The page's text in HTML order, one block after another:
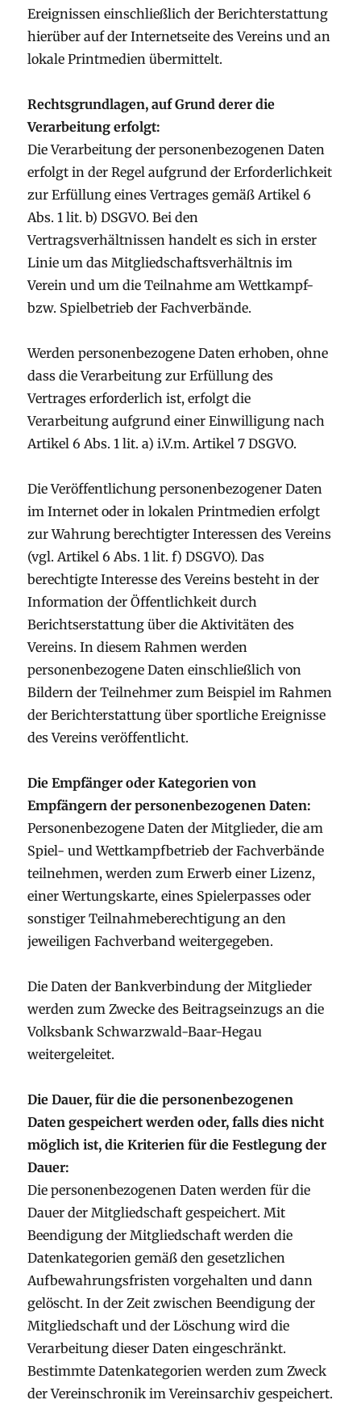
Ereignissen einschließlich der Berichterstattung
hierüber auf der Internetseite des Vereins und an
lokale Printmedien übermittelt.
Rechtsgrundlagen, auf Grund derer die
Verarbeitung erfolgt:
Die Verarbeitung der personenbezogenen Daten
erfolgt in der Regel aufgrund der Erforderlichkeit
zur Erfüllung eines Vertrages gemäß Artikel 6
Abs. 1 lit. b) DSGVO. Bei den
Vertragsverhältnissen handelt es sich in erster
Linie um das Mitgliedschaftsverhältnis im
Verein und um die Teilnahme am Wettkampf-
bzw. Spielbetrieb der Fachverbände.
Werden personenbezogene Daten erhoben, ohne
dass die Verarbeitung zur Erfüllung des
Vertrages erforderlich ist, erfolgt die
Verarbeitung aufgrund einer Einwilligung nach
Artikel 6 Abs. 1 lit. a) i.V.m. Artikel 7 DSGVO.
Die Veröffentlichung personenbezogener Daten
im Internet oder in lokalen Printmedien erfolgt
zur Wahrung berechtigter Interessen des Vereins
(vgl. Artikel 6 Abs. 1 lit. f) DSGVO). Das
berechtigte Interesse des Vereins besteht in der
Information der Öffentlichkeit durch
Berichtserstattung über die Aktivitäten des
Vereins. In diesem Rahmen werden
personenbezogene Daten einschließlich von
Bildern der Teilnehmer zum Beispiel im Rahmen
der Berichterstattung über sportliche Ereignisse
des Vereins veröffentlicht.
Die Empfänger oder Kategorien von
Empfängern der personenbezogenen Daten:
Personenbezogene Daten der Mitglieder, die am
Spiel- und Wettkampfbetrieb der Fachverbände
teilnehmen, werden zum Erwerb einer Lizenz,
einer Wertungskarte, eines Spielerpasses oder
sonstiger Teilnahmeberechtigung an den
jeweiligen Fachverband weitergegeben.
Die Daten der Bankverbindung der Mitglieder
werden zum Zwecke des Beitragseinzugs an die
Volksbank Schwarzwald-Baar-Hegau
weitergeleitet.
Die Dauer, für die die personenbezogenen
Daten gespeichert werden oder, falls dies nicht
möglich ist, die Kriterien für die Festlegung der
Dauer:
Die personenbezogenen Daten werden für die
Dauer der Mitgliedschaft gespeichert. Mit
Beendigung der Mitgliedschaft werden die
Datenkategorien gemäß den gesetzlichen
Aufbewahrungsfristen vorgehalten und dann
gelöscht. In der Zeit zwischen Beendigung der
Mitgliedschaft und der Löschung wird die
Verarbeitung dieser Daten eingeschränkt.
Bestimmte Datenkategorien werden zum Zweck
der Vereinschronik im Vereinsarchiv gespeichert.